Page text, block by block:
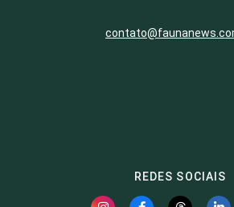
REDES SOCIAIS